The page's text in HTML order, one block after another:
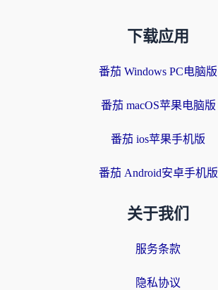
下载应用
番茄 Windows PC电脑版
番茄 macOS苹果电脑版
番茄 ios苹果手机版
番茄 Android安卓手机版
关于我们
服务条款
隐私协议